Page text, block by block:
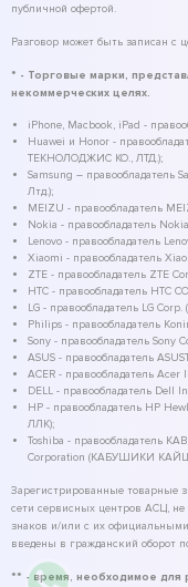
публичной офертой.
Разговор может быть записан с
* - Торговые марки,
некоммерческих целях.
iPhone, Macbook, iPad -
Huawei и Honor -
ТЕКНОЛОДЖИС КО., ЛТД.);
Samsung – правообладатель
Лтд.);
MEIZU - правообладатель
Nokia - правообладатель
Lenovo - правообладатель
Xiaomi - правообладатель
ZTE - правообладатель ZTE
HTC - правообладатель HTC
LG - правообладатель LG
Philips - правообладатель
Sony - правообладатель Sony
ASUS - правообладатель
ACER - правообладатель
DELL - правообладатель Dell
HP - правообладатель HP
ЛЛК);
Toshiba - правообладатель
Corporation (КАБУШИКИ
Зарегистрированные товарные
сети сервисных центров АСЦ,
знаков и/или с их
введены в гражданский оборот
** - время, необходимое для